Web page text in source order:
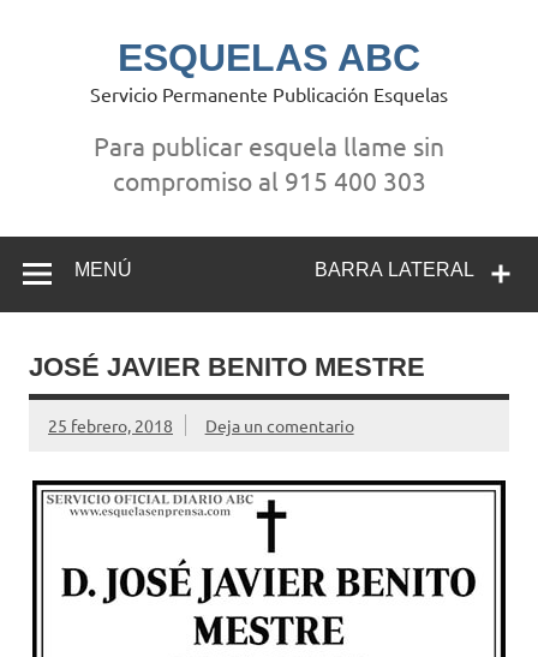
ESQUELAS ABC
Servicio Permanente Publicación Esquelas
Para publicar esquela llame sin
compromiso al 915 400 303
BARRA LATERAL
MENÚ
JOSÉ JAVIER BENITO MESTRE
25 febrero, 2018 Deja un comentario